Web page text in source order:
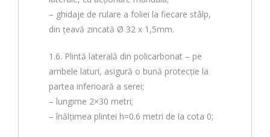
– ghidaje de rulare a foliei la fiecare stâlp,
din țeavă zincată Ø 32 x 1,5mm.
1.6. Plintă laterală din policarbonat – pe
ambele laturi, asigură o bună protecție la
partea inferioară a serei;
– lungime 2×30 metri;
– înălțimea plintei h=0.6 metri de la cota 0;